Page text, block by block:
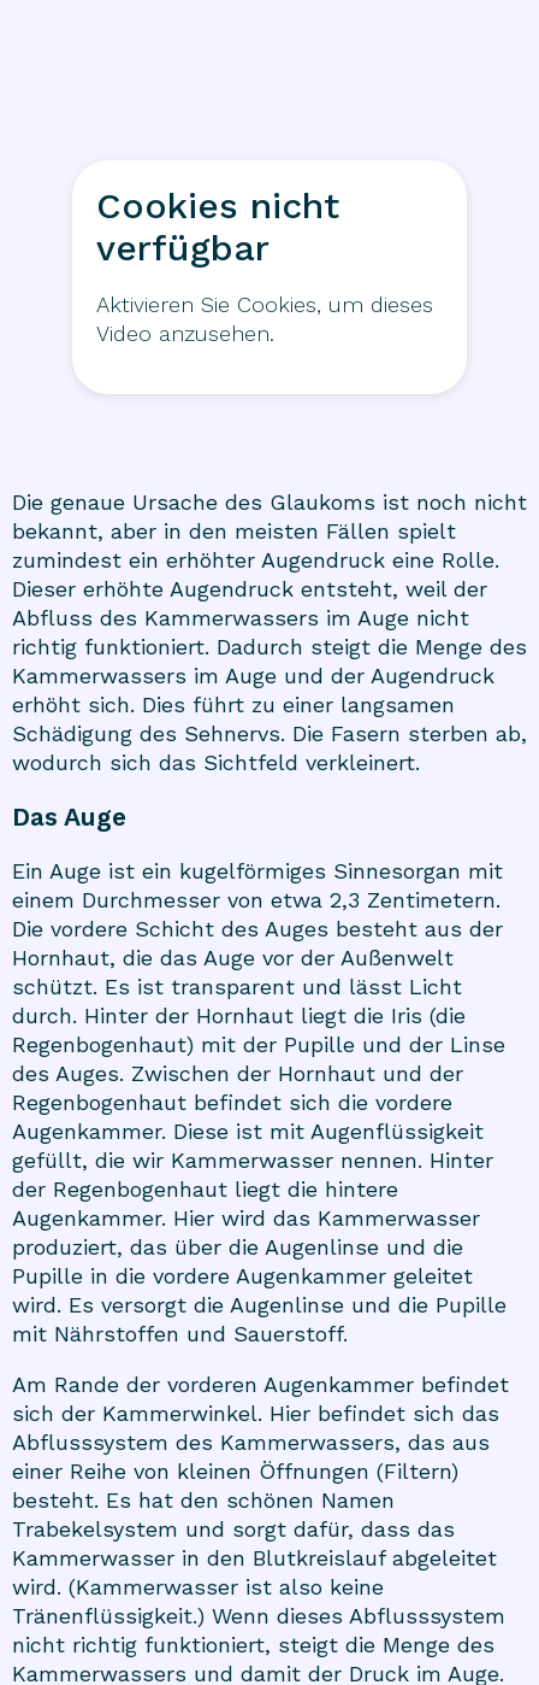
Cookies nicht
verfügbar
Aktivieren Sie Cookies, um dieses
Video anzusehen.
Die genaue Ursache des Glaukoms ist noch nicht
bekannt, aber in den meisten Fällen spielt
zumindest ein erhöhter Augendruck eine Rolle.
Dieser erhöhte Augendruck entsteht, weil der
Abfluss des Kammerwassers im Auge nicht
richtig funktioniert. Dadurch steigt die Menge des
Kammerwassers im Auge und der Augendruck
erhöht sich. Dies führt zu einer langsamen
Schädigung des Sehnervs. Die Fasern sterben ab,
wodurch sich das Sichtfeld verkleinert.
Das Auge
Ein Auge ist ein kugelförmiges Sinnesorgan mit
einem Durchmesser von etwa 2,3 Zentimetern.
Die vordere Schicht des Auges besteht aus der
Hornhaut, die das Auge vor der Außenwelt
schützt. Es ist transparent und lässt Licht
durch. Hinter der Hornhaut liegt die Iris (die
Regenbogenhaut) mit der Pupille und der Linse
des Auges. Zwischen der Hornhaut und der
Regenbogenhaut befindet sich die vordere
Augenkammer. Diese ist mit Augenflüssigkeit
gefüllt, die wir Kammerwasser nennen. Hinter
der Regenbogenhaut liegt die hintere
Augenkammer. Hier wird das Kammerwasser
produziert, das über die Augenlinse und die
Pupille in die vordere Augenkammer geleitet
wird. Es versorgt die Augenlinse und die Pupille
mit Nährstoffen und Sauerstoff.
Am Rande der vorderen Augenkammer befindet
sich der Kammerwinkel. Hier befindet sich das
Abflusssystem des Kammerwassers, das aus
einer Reihe von kleinen Öffnungen (Filtern)
besteht. Es hat den schönen Namen
Trabekelsystem und sorgt dafür, dass das
Kammerwasser in den Blutkreislauf abgeleitet
wird. (Kammerwasser ist also keine
Tränenflüssigkeit.) Wenn dieses Abflusssystem
nicht richtig funktioniert, steigt die Menge des
Kammerwassers und damit der Druck im Auge.